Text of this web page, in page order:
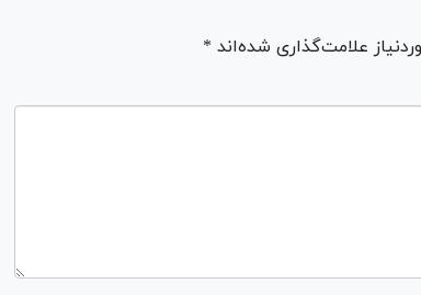
علامت‌گذاری شده‌اند *